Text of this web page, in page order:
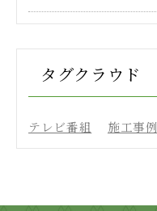
タグクラウド
テレビ番組 施工事例